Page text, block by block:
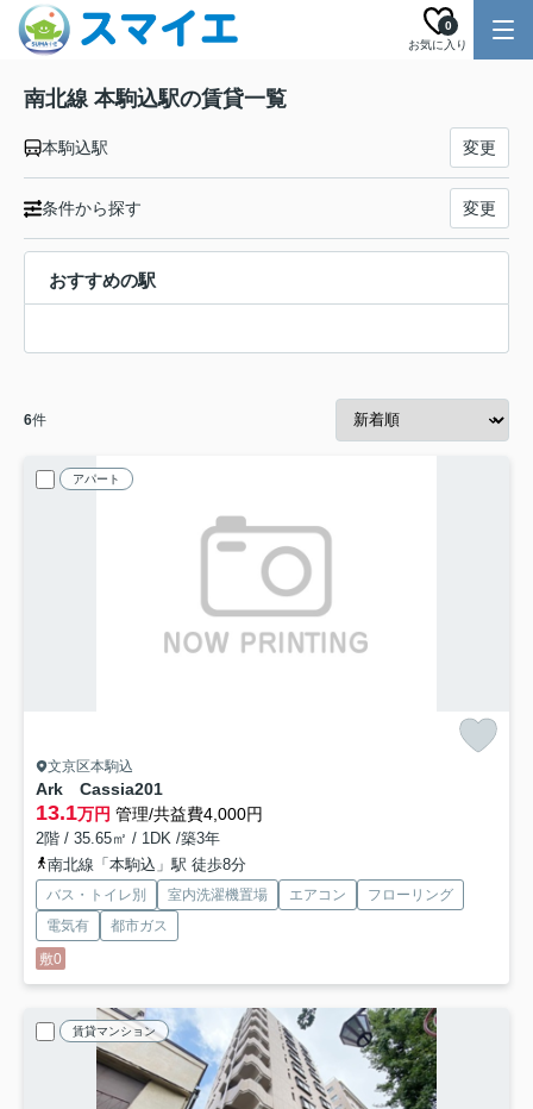
お気に入り
0
南北線 本駒込駅の賃貸一覧
本駒込駅 変更
条件から探す 変更
おすすめの駅
6件
アパート
文京区本駒込
Ark Cassia201
13.1万円 管理/共益費4,000円
2階 / 35.65㎡ / 1DK /築3年
南北線「本駒込」駅 徒歩8分
バス・トイレ別 室内洗濯機置場 エアコン
フローリング
電気有
都市ガス
敷0
賃貸マンション